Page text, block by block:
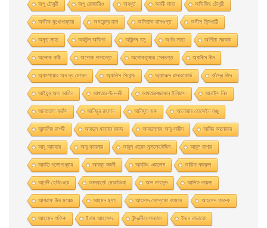
অপু চৌধুরী অপু রােজারিও অবধূত অবনী সাহা অভিজিৎ চৌধুরী
অভীক মুখোপাধ্যায় অমরেন্দ্র দাস অমিতাভ দাশগুপ্ত অমীশ ত্রিপাঠি
অমৃত সাহা অরবিন্দ আডিগা অরিন্দম বসু অর্ণব সাহা অর্পিতা সরকার
অলোক বারী অশােক দাশগুপ্ত অশোককুমার সেনগুপ্ত অ্যানীস নীন
অ্যাম্পায়ার অব দ্য মােঘল অ্যালিস সিবােন্ড অ্যালেক্স রাদারফোর্ড আঁদ্রে জিদ
আইয়ুব আল আমিন আখতার-উন-নবী আখতারুজ্জামান ইলিয়াস আনাইস নিন
আনাতােল ফ্রাঁস আনিছুর রহমান আনিসুল হক আনোয়ার হোসেইন মঞ্জু
আন্দালিব রাশদী আবদুল মান্নান সৈয়দ আবদুল্লাহ আবু সায়ীদ আবিদ আনোয়ার
আবু আযহার আবু কায়সার আবুল খায়ের মুসলেহউদ্দিন আবুল বাশার
আরতি গঙ্গোপাধ্যায় আরব্য রজনী আরভিং ওয়ালেস আরিফ নজরুল
আর্নেষ্ট হেমিংওয়ে আলবার্তো মােরাভিয়া আল মাহমুদ আলিফ লায়লা
আশরাফ উল ময়েজ আহমদ ছফা আহমাদ মোস্তফা কামাল আহমেদ ফারুক
আহমেদ শফিক ইনাম আহম্মেদ ইন্দ্রনীল সান্যাল ইভন নাভারাে